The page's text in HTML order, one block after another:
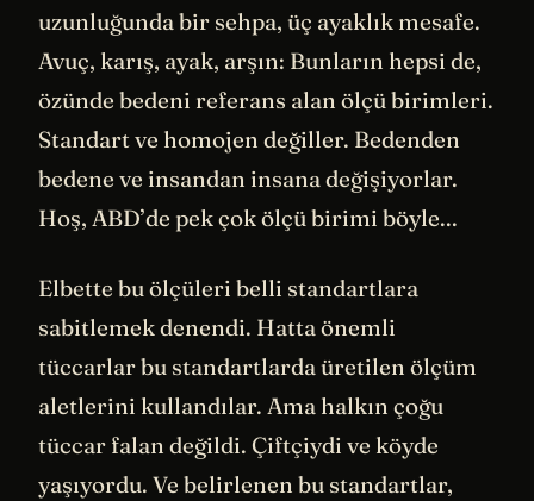
uzunluğunda bir sehpa, üç ayaklık mesafe.
Avuç, karış, ayak, arşın: Bunların hepsi de,
özünde bedeni referans alan ölçü birimleri.
Standart ve homojen değiller. Bedenden
bedene ve insandan insana değişiyorlar.
Hoş, ABD’de pek çok ölçü birimi böyle...
Elbette bu ölçüleri belli standartlara
sabitlemek denendi. Hatta önemli
tüccarlar bu standartlarda üretilen ölçüm
aletlerini kullandılar. Ama halkın çoğu
tüccar falan değildi. Çiftçiydi ve köyde
yaşıyordu. Ve belirlenen bu standartlar,